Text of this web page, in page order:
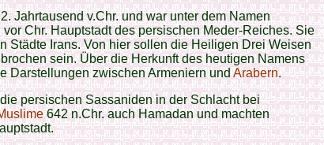
Jahrtausend v.Chr. und war unter dem Namen
Chr. Hauptstadt des persischen Meder-Reiches. Sie
Städte Irans. Von hier sollen die Heiligen Drei Weisen
sein. Über die Herkunft des heutigen Namens
Darstellungen zwischen Armeniern undArabern.
persischen Sassaniden in der Schlacht bei
642 n.Chr. auch Hamadan und machten